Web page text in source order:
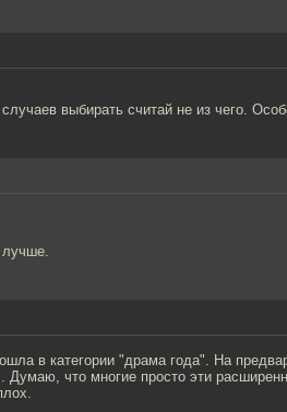
выбирать считай не из чего.
в категории "драма года". На
Думаю, что многие просто эти